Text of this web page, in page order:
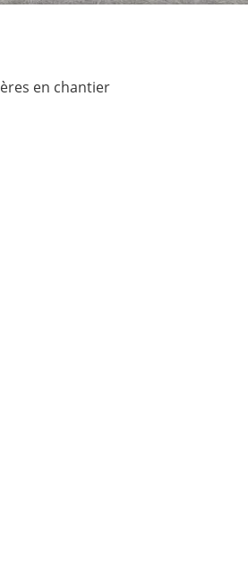
en chantier